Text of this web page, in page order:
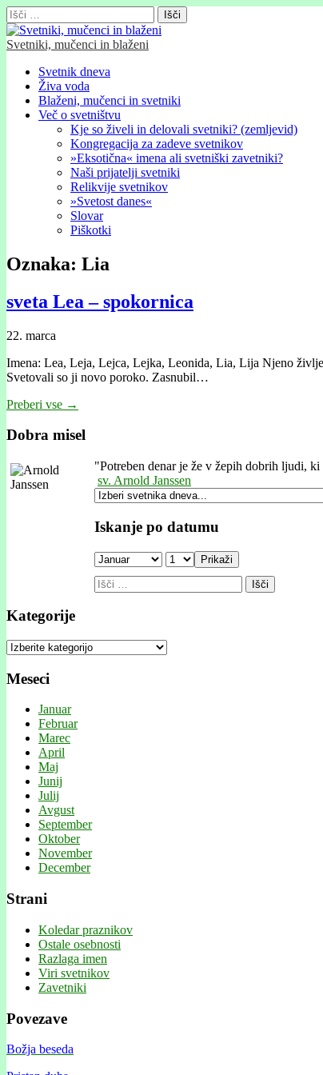
Išči:
Svetniki, mučenci in blaženi
Glavni
meni
Skip
content
Svetnik dneva
Živa voda
Blaženi, mučenci in svetniki
Več o svetništvu
Kje so živeli in delovali svetniki? (zemljevid)
Kongregacija za zadeve svetnikov
»Eksotična« imena ali svetniški zavetniki?
Naši prijatelji svetniki
Relikvije svetnikov
»Svetost danes«
Slovar
Piškotki
Oznaka: Lia
sveta Lea – spokornica
22. marca
Imena: Lea, Leja, Lejca, Lejka, Leonida, Lia, Lija Njeno
Svetovali so ji novo poroko. Zasnubil…
Preberi vse →
Dobra misel
"Potreben denar je že v žepih dobrih ljudi,
sv. Arnold Janssen
Iskanje po datumu
Prikaži
Išči:
Kategorije
Kategorije
Meseci
Januar
Februar
Marec
April
Maj
Junij
Julij
Avgust
September
Oktober
November
December
Strani
Koledar praznikov
Ostale osebnosti
Razlaga imen
Viri svetnikov
Zavetniki
Povezave
Božja beseda